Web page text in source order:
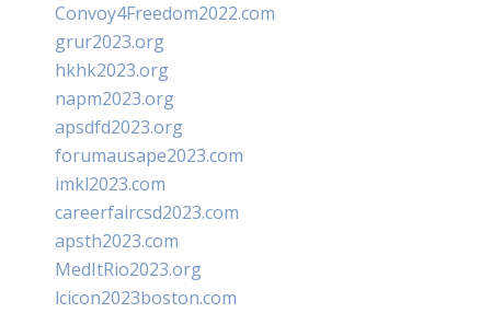
Convoy4Freedom2022.com
grur2023.org
hkhk2023.org
napm2023.org
apsdfd2023.org
forumausape2023.com
imkl2023.com
careerfaircsd2023.com
apsth2023.com
MedItRio2023.org
lcicon2023boston.com